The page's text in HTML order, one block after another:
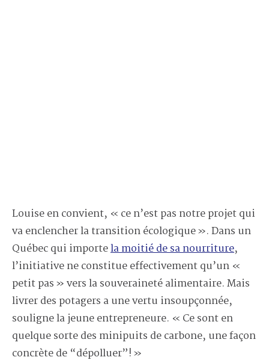
Louise en convient, « ce n’est pas notre projet qui
va enclencher la transition écologique ». Dans un
Québec qui importela moitié de sa nourriture,
l’initiative ne constitue effectivement qu’un «
petit pas » vers la souveraineté alimentaire. Mais
livrer des potagers a une vertu insoupçonnée,
souligne la jeune entrepreneure. « Ce sont en
quelque sorte des minipuits de carbone, une façon
concrète de “dépolluer”! »